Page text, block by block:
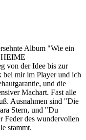
Album "Wie ein
von der Idee bis zur
bei mir im Player und ich
und die
Machart. Fast alle
Ausnahmen sind "Die
Stern, und "Du
Feder des wundervollen
stammt.